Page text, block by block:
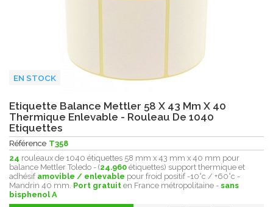
EN STOCK
Etiquette Balance Mettler 58 X 43 Mm X 40
Thermique Enlevable - Rouleau De 1040
Etiquettes
Référence T358
24 rouleaux de 1040 étiquettes 58 mm x 43 mm x 40 mm pour
balance Mettler Toledo - (24.960 étiquettes) support thermique et
adhésif amovible / enlevable pour froid positif -10°c / +60°c -
Mandrin 40 mm. Port gratuit en France métropolitaine - sans
bisphenol A